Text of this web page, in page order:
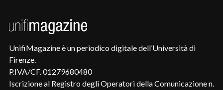
UnifiMagazine è un periodico digitale dell’Università di
Firenze.
P.IVA/CF. 01279680480
Iscrizione al Registro degli Operatori della Comunicazione n.